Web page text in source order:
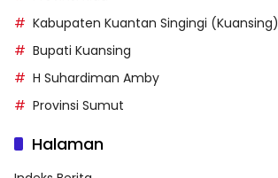
Kabupaten Kuantan Singingi (Kuansing)
Bupati Kuansing
H Suhardiman Amby
Provinsi Sumut
Halaman